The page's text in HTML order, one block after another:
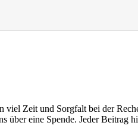
viel Zeit und Sorgfalt bei der
über eine Spende. Jeder Beitrag